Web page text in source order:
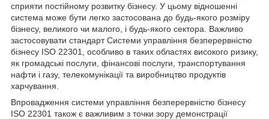
сприяти постійному розвитку бізнесу. У цьому відношенні
система може бути легко застосована до будь-якого розміру
бізнесу, великого чи малого, і будь-якого сектора.
Важливо
застосовувати стандарт Системи управління безперервністю
бізнесу ISO 22301, особливо в таких областях високого ризику,
як громадські послуги, фінансові послуги, транспортування
нафти і газу, телекомунікації та виробництво продуктів
харчування.
Впровадження системи управління безперервністю бізнесу
ISO 22301 також є важливим з точки зору демонстрації